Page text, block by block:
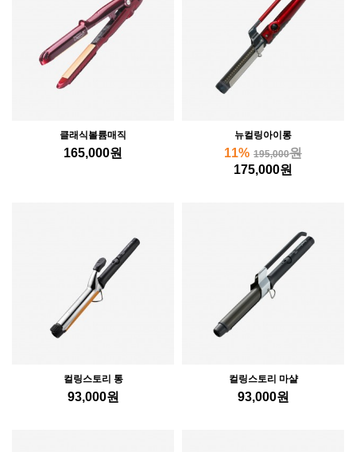
클래식볼륨매직
165,000원
뉴컬링아이롱
11% 195,000원
175,000원
컬링스토리 통
93,000원
컬링스토리 마샬
93,000원